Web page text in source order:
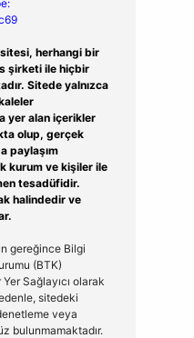
herhangi bir
şirketi ile hiçbir
Sitede yalnızca
yer alan içerikler
olup, gerçek
paylaşım
kurum ve kişiler ile
tesadüfidir.
halindedir ve
gereğince Bilgi
(BTK)
Sağlayıcı olarak
sitedeki
veya
bulunmamaktadır.